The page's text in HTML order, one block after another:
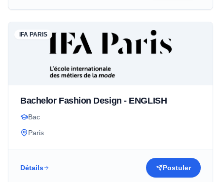
IFA PARIS
Bachelor Fashion Design - ENGLISH
Bac
Paris
Détails Postuler